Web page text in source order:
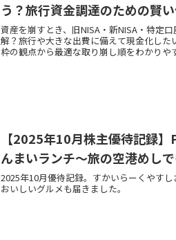
う？旅行資金調達のための賢
資産を崩すとき、旧NISA・新NISA・特定
解？旅行や大きな出費に備えて現金化した
枠の観点から最適な取り崩し順をわかりや
【2025年10月株主優待記録
んまいランチ～旅の空港めし
2025年10月優待記録。すかいらーくやす
おいしいグルメも届きました。